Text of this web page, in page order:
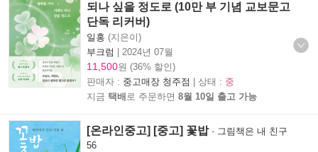
되나 싶을 정도로 (10만 부 기념 교보문고
단독 리커버)
일홍 (지은이)
부크럼
2024년 07월
11,500원 (36% 할인)
판매자 : 중고매장 청주점 | 상태 : 중
지금 택배 로 주문하면 8월 10일 출고 가능
[온라인중고] [중고] 꽃밥- 그림책은 내 친구
56